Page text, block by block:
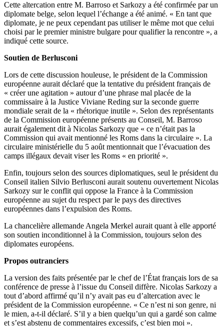
Cette altercation entre M. Barroso et Sarkozy a été confirmée par un
diplomate belge, selon lequel l’échange a été animé. « En tant que
diplomate, je ne peux cependant pas utiliser le même mot que celui
choisi par le premier ministre bulgare pour qualifier la rencontre », a
indiqué cette source.
Soutien de Berlusconi
Lors de cette discussion houleuse, le président de la Commission
européenne aurait déclaré que la tentative du président français de
« créer une agitation » autour d’une phrase mal placée de la
commissaire à la Justice Viviane Reding sur la seconde guerre
mondiale serait de la « rhétorique inutile ». Selon des représentants
de la Commission européenne présents au Conseil, M. Barroso
aurait également dit à Nicolas Sarkozy que « ce n’était pas la
Commission qui avait mentionné les Roms dans la circulaire ». La
circulaire ministérielle du 5 août mentionnait que l’évacuation des
camps illégaux devait viser les Roms « en priorité ».
Enfin, toujours selon des sources diplomatiques, seul le président du
Conseil italien Silvio Berlusconi aurait soutenu ouvertement Nicolas
Sarkozy sur le conflit qui oppose la France à la Commission
européenne au sujet du respect par le pays des directives
européennes dans l’expulsion des Roms.
La chancelière allemande Angela Merkel aurait quant à elle apporté
son soutien inconditionnel à la Commission, toujours selon des
diplomates européens.
Propos outranciers
La version des faits présentée par le chef de l’État français lors de sa
conférence de presse à l’issue du Conseil diffère. Nicolas Sarkozy a
tout d’abord affirmé qu’il n’y avait pas eu d’altercation avec le
président de la Commission européenne. « Ce n’est ni son genre, ni
le mien, a-t-il déclaré. S’il y a bien quelqu’un qui a gardé son calme
et s’est abstenu de commentaires excessifs, c’est bien moi ».